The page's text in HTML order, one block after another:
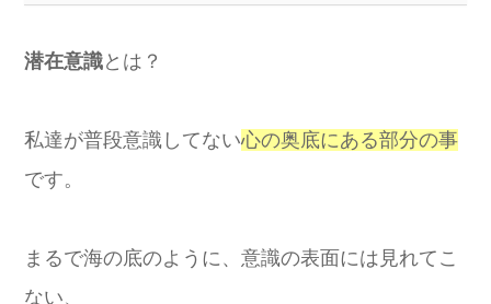
潜在意識とは？
私達が普段意識してない心の奥底にある部分の事
です。
まるで海の底のように、意識の表面には見れてこ
ない、